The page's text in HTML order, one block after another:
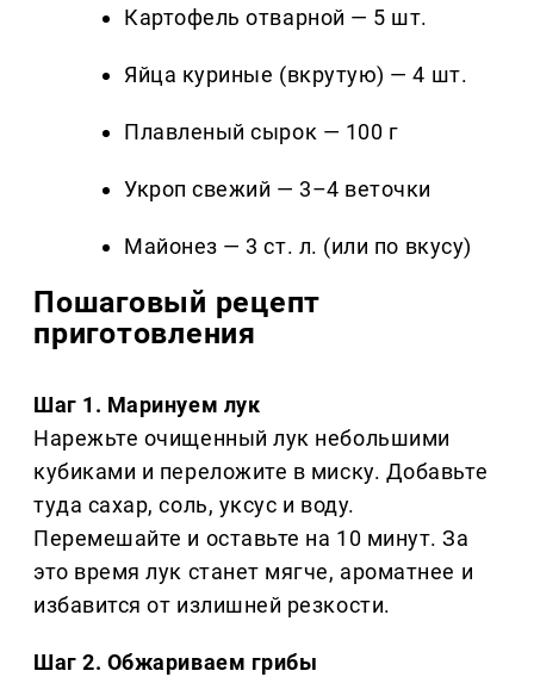
Картофель отварной — 5 шт.
Яйца куриные (вкрутую) — 4 шт.
Плавленый сырок — 100 г
Укроп свежий — 3–4 веточки
Майонез — 3 ст. л. (или по вкусу)
Пошаговый рецепт
приготовления
Шаг 1. Маринуем лук
Нарежьте очищенный лук небольшими
кубиками и переложите в миску. Добавьте
туда сахар, соль, уксус и воду.
Перемешайте и оставьте на 10 минут. За
это время лук станет мягче, ароматнее и
избавится от излишней резкости.
Шаг 2. Обжариваем грибы